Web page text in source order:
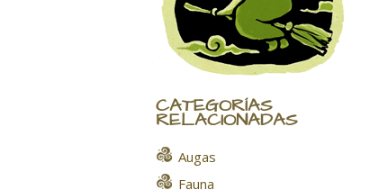
CATEGORÍAS
RELACIONADAS
Augas
Fauna